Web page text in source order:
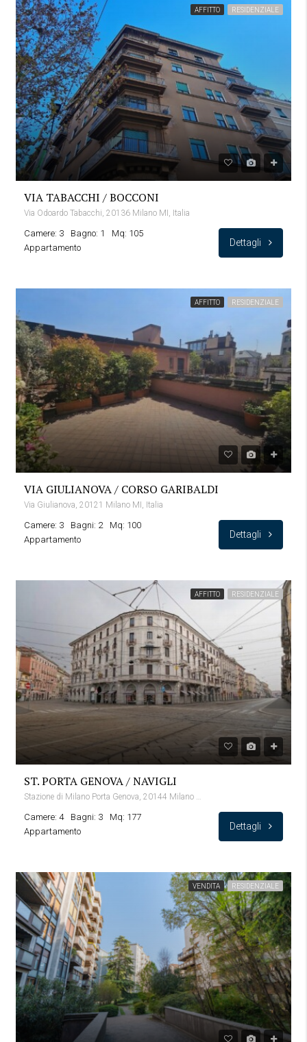
AFFITTO RESIDENZIALE
VIA TABACCHI / BOCCONI
Via Odoardo Tabacchi, 20136 Milano MI, Italia
Camere: 3 Bagno: 1
Mq: 105
Appartamento
Dettagli
AFFITTO RESIDENZIALE
VIA GIULIANOVA / CORSO GARIBALDI
Via Giulianova, 20121 Milano MI, Italia
Camere: 3 Bagni: 2
Mq: 100
Appartamento
Dettagli
AFFITTO RESIDENZIALE
ST. PORTA GENOVA / NAVIGLI
Stazione di Milano Porta Genova, 20144 Milano MI, Italia
Camere: 4 Bagni: 3
Mq: 177
Appartamento
Dettagli
VENDITA RESIDENZIALE